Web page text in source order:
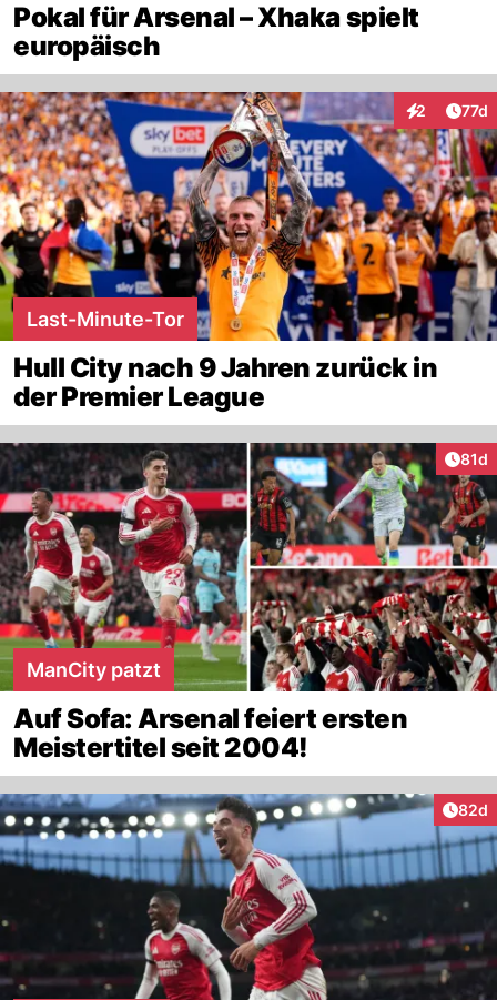
Pokal für Arsenal – Xhaka spielt
europäisch
2 77d
Last-Minute-Tor
Hull City nach 9 Jahren zurück in
der Premier League
81d
ManCity patzt
Auf Sofa: Arsenal feiert ersten
Meistertitel seit 2004!
82d